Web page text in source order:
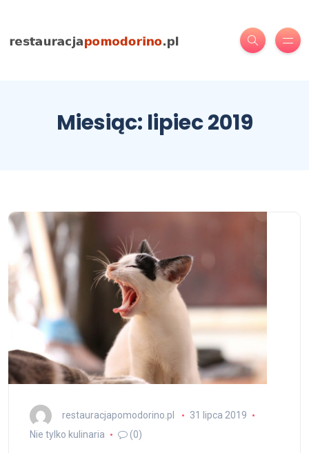
Miesiąc: lipiec 2019
restauracjapomodorino.pl
31 lipca 2019
Nie tylko kulinaria
(0)